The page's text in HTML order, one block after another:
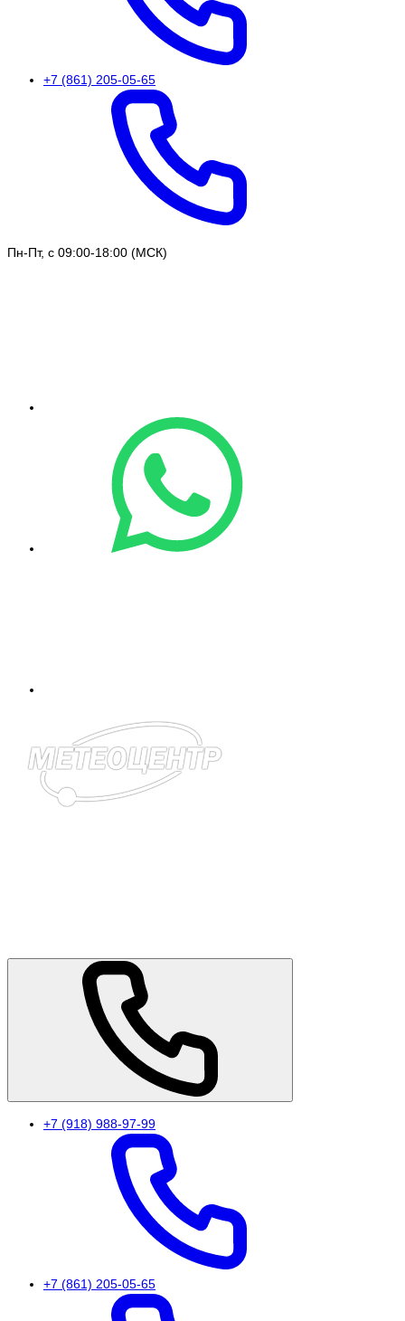
+7 (861) 205-05-65
Пн-Пт, с 09:00-18:00 (МСК)
+7 (918) 988-97-99
+7 (861) 205-05-65